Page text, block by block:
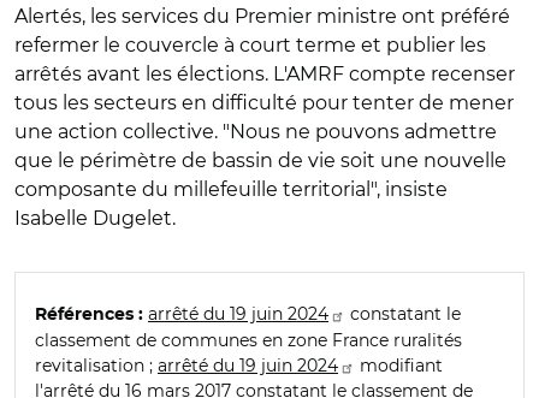
Alertés, les services du Premier ministre ont préféré
refermer le couvercle à court terme et publier les
arrêtés avant les élections. L'AMRF compte recenser
tous les secteurs en difficulté pour tenter de mener
une action collective. "Nous ne pouvons admettre
que le périmètre de bassin de vie soit une nouvelle
composante du millefeuille territorial", insiste
Isabelle Dugelet.
Références : arrêté du 19 juin 2024
constatant le
classement de communes en zone France ruralités
revitalisation ; arrêté du 19 juin 2024
modifiant
l'arrêté du 16 mars 2017 constatant le classement de